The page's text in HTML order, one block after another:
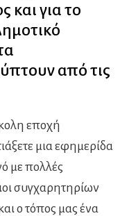
και για το
από τις
εποχή
μια εφημερίδα
με πολλές
συγχαρητηρίων
ο τόπος μας ένα